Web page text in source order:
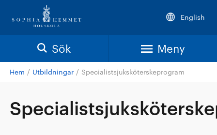
English
Sök Meny
Hem / Utbildningar / Specialistsjuksköterskeprogram